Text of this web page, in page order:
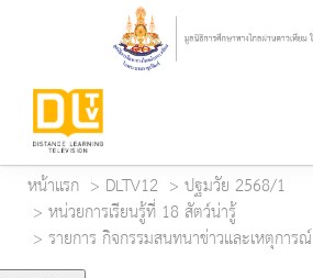
หน้าแรก DLTV12
ปฐมวัย 2568/1
หน่วยการเรียนรู้ที่ 18 สัตว์น่ารู้
รายการ กิจกรรมสนทนาข่าวและเหตุการณ์